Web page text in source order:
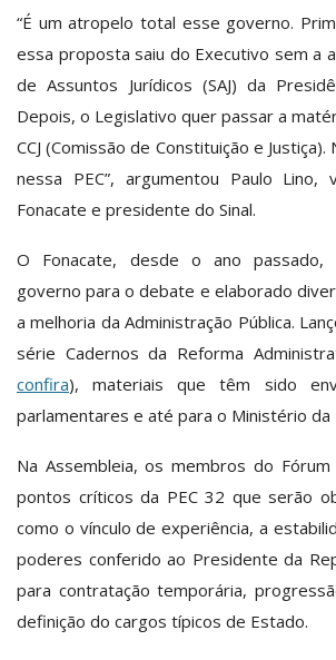
“É um atropelo total esse governo.
essa proposta saiu do Executivo sem a
de Assuntos Jurídicos (SAJ) da
Depois, o Legislativo quer passar a
CCJ (Comissão de Constituição e
nessa PEC”, argumentou Paulo Lino,
Fonacate e presidente do Sinal.
O Fonacate, desde o ano
governo para o debate e elaborado
a melhoria da Administração Pública.
série Cadernos da Reforma
confira), materiais que têm sido
parlamentares e até para o Ministério da
Na Assembleia, os membros do
pontos críticos da PEC 32 que serão
como o vínculo de experiência, a
poderes conferido ao Presidente da
para contratação temporária,
definição do cargos típicos de Estado.